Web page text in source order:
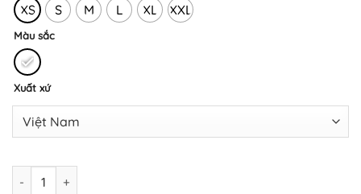
XS S M L XL XXL
Màu sắc
Xuất xứ
Áo thun in BST Nhỏ Xinh NX-02 họa tiết Cá Tháng Tư số lượng